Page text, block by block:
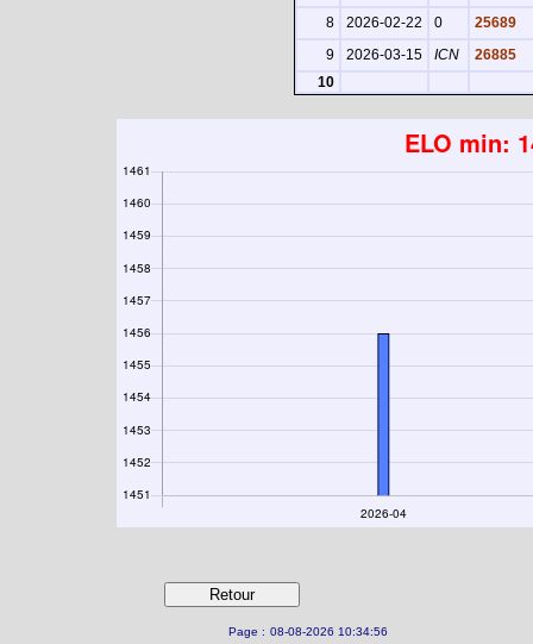
8
2026-02-22 0
25689
9
2026-03-15 ICN
26885
10
Page : 08-08-2026 10:34:56